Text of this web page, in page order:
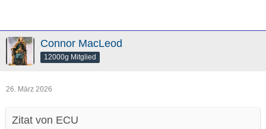
Connor MacLeod
12000g Mitglied
26. März 2026
Zitat von ECU